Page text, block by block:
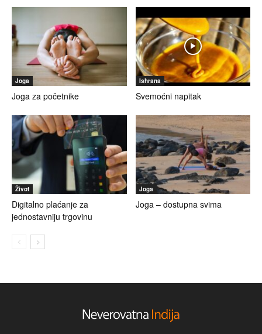
Joga
Joga za početnike
Ishrana
Svemoćni napitak
Život
Digitalno plaćanje za
jednostavniju trgovinu
Joga
Joga – dostupna svima